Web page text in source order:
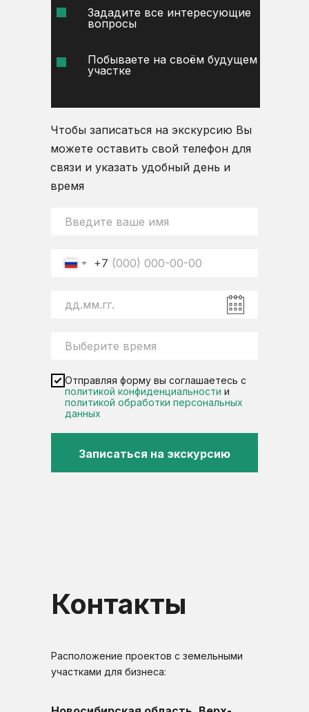
+7
Отправляя форму вы соглашаетесь с
политикой конфиденциальности и
политикой обработки персональных
данных
Записаться на экскурсию
Чтобы записаться на экскурсию Вы
можете оставить свой телефон для
связи и указать удобный день и
время
Побываете на своём будущем
участке
Зададите все интересующие
вопросы
Контакты
Расположение проектов с земельными
участками для бизнеса: